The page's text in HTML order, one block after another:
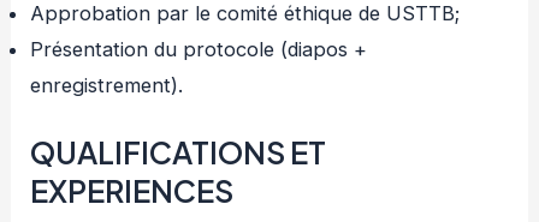
Approbation par le comité éthique de USTTB;
Présentation du protocole (diapos +
enregistrement).
QUALIFICATIONS ET
EXPERIENCES